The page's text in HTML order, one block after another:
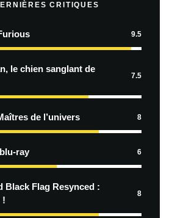
CRITIQUES
9.5
le chien sanglant de
7.5
de l’univers 8
ray 6
Black Flag Resynced :
!
8